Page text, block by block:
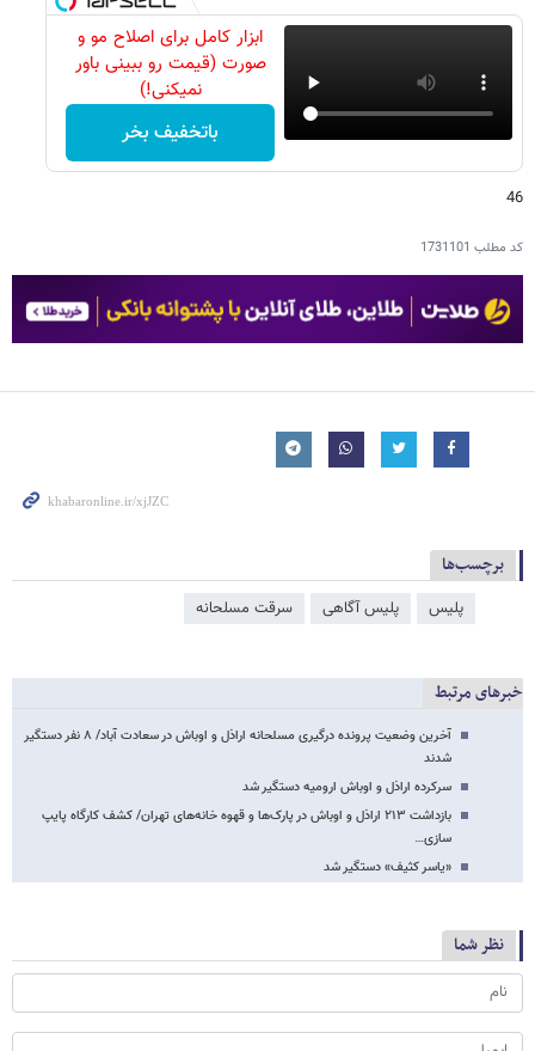
ابزار کامل برای اصلاح مو و
صورت (قیمت رو ببینی باور
نمیکنی!)
باتخفیف بخر
46
کد مطلب 1731101
برچسب‌ها
پلیس پلیس آگاهی سرقت مسلحانه
خبرهای مرتبط
آخرین وضعیت پرونده درگیری مسلحانه اراذل و اوباش در سعادت آباد/ ۸ نفر دستگیر
شدند
سرکرده اراذل و اوباش ارومیه دستگیر شد
بازداشت ۲۱۳ اراذل و اوباش در پارک‌ها و قهوه خانه‌های تهران/ کشف کارگاه پایپ
سازی…
«یاسر کثیف» دستگیر شد
نظر شما